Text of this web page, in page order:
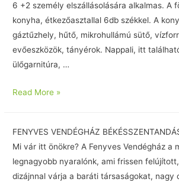
6 +2 személy elszállásolására alkalmas. A
konyha, étkezőasztallal 6db székkel. A
gáztűzhely, hűtő, mikrohullámú sütő,
evőeszközök, tányérok. Nappali, itt
ülőgarnitúra, …
Read More »
FENYVES VENDÉGHÁZ
Mi vár itt önökre? A Fenyves Vendégház a
legnagyobb nyaralónk, ami frissen
dizájnnal várja a baráti társaságokat, nagy